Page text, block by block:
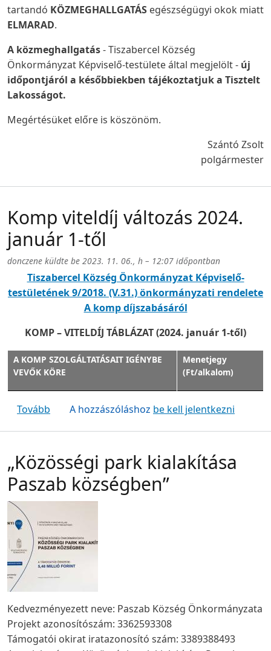
tartandó KÖZMEGHALLGATÁS egészségügyi okok miatt
ELMARAD.
A közmeghallgatás- Tiszabercel Község
Önkormányzat Képviselő-testülete által megjelölt - új
időpontjáról a későbbiekben tájékoztatjuk a Tisztelt
Lakosságot.
Megértésüket előre is köszönöm.
Szántó Zsolt
polgármester
Komp viteldíj változás 2024.
január 1-től
donczene küldte be 2023. 11. 06., h – 12:07 időpontban
Tiszabercel Község Önkormányzat Képviselő-
testületének 9/2018. (V.31.) önkormányzati rendelete
A komp díjszabásáról
KOMP – VITELDÍJ TÁBLÁZAT (2024. január 1-től)
A KOMP SZOLGÁLTATÁSAIT IGÉNYBE
VEVŐK KÖRE
Menetjegy
(Ft/alkalom)
Tovább (Komp viteldíj változás 2024. január 1-től)
A hozzászóláshoz be kell jelentkezni
„Közösségi park kialakítása
Paszab községben”
Kedvezményezett neve: Paszab Község Önkormányzata
Projekt azonosítószám: 3362593308
Támogatói okirat iratazonosító szám: 3389388493